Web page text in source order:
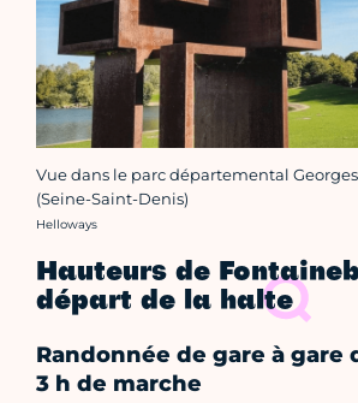
Vue dans le parc départemental
(Seine-Saint-Denis)
Crédit photo :
Helloways
Hauteurs de
départ de la halte
Randonnée de gare à gare
3 h de marche